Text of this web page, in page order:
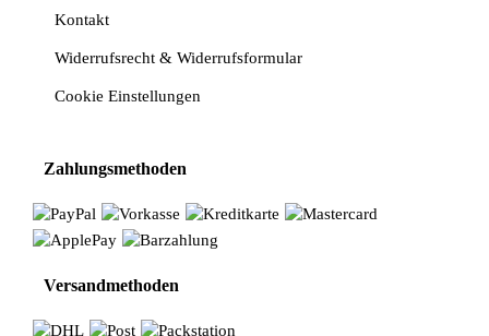
Kontakt
Widerrufsrecht & Widerrufsformular
Cookie Einstellungen
Zahlungsmethoden
Versandmethoden